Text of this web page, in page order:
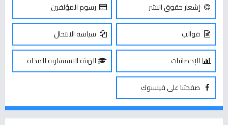
إشعار حقوق النشر رسوم المؤلفين
قوالب سياسة الانتحال
الإحصائيات الهيئة الاستشارية للمجلة
صفحتنا على فيسبوك